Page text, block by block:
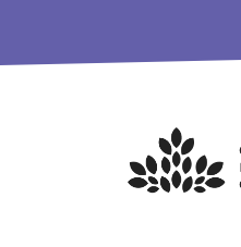
Skip